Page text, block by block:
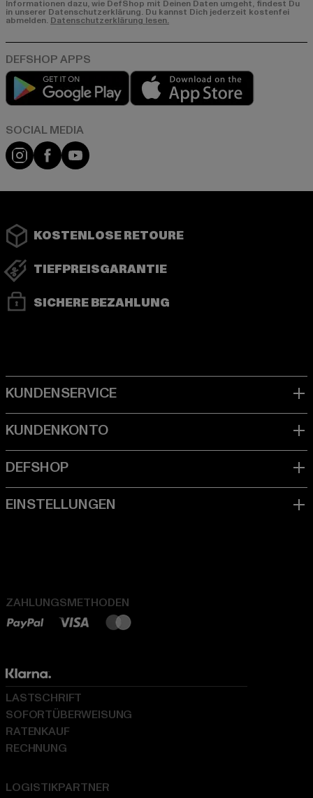
Informationen dazu, wie DefShop mit Deinen Daten umgeht, findest Du
in unserer Datenschutzerklärung. Du kannst Dich jederzeit kostenfei
abmelden. Datenschutzerklärung lesen.
Play market
Instagram
FacebookYouTube
KOSTENLOSE RETOURE
TIEFPREISGARANTIE
SICHERE BEZAHLUNG
ZAHLUNGSMETHODEN
LOGISTIKPARTNER
LASTSCHRIFT
SOFORTÜBERWEISUNG
RATENKAUF
RECHNUNG